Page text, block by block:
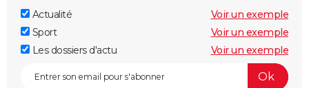
Actualité
Voir un exemple
Sport
Voir un exemple
Les dossiers d'actu
Voir un exemple